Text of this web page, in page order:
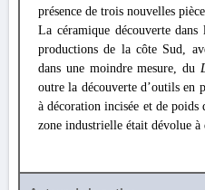
présence de trois nouvelles
La céramique découverte dans
productions de la côte Sud,
dans une moindre mesure, du
outre la découverte d’outils en
à décoration incisée et de
zone industrielle était dévolue à